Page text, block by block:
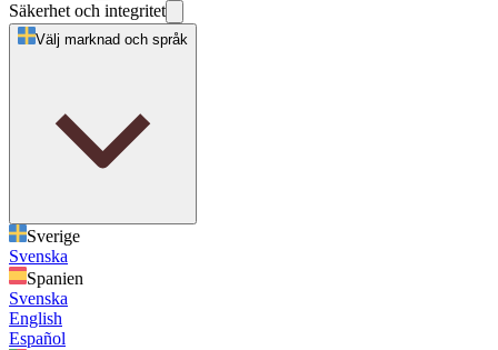
Säkerhet och integritet
Välj marknad och språk
Sverige
Svenska
Spanien
Svenska
English
Español